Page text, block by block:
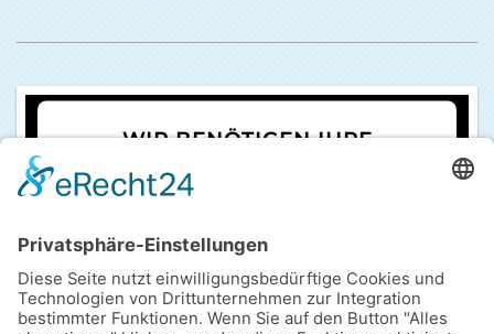
WIR BENÖTIGEN IHRE
YOUTUBE VIDEO-SERVICE ZU
Wir verwenden einen Service eines Drittanbieters,
um Videoinhalte einzubetten. Dieser Service kann
Daten zu Ihren Aktivitäten sammeln. Bitte lesen Sie